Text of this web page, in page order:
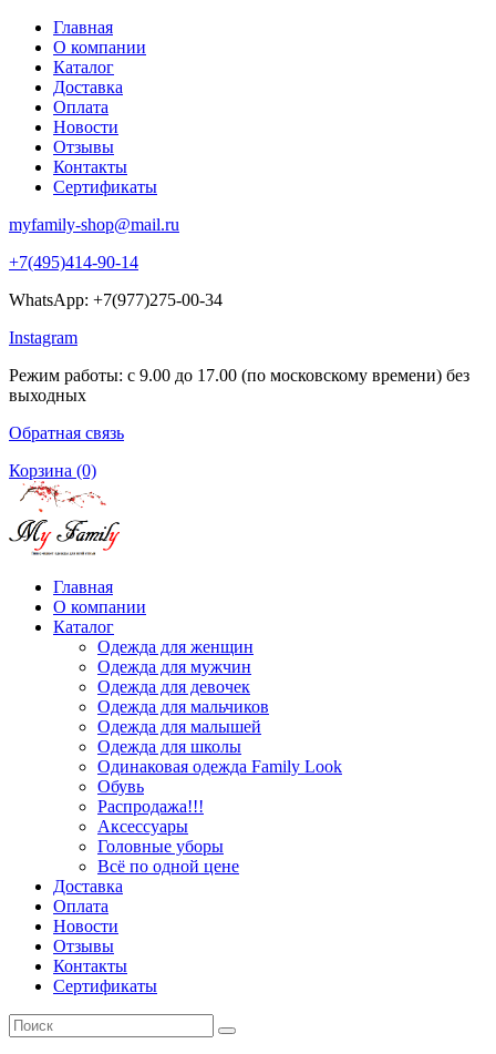
Главная
О компании
Каталог
Доставка
Оплата
Новости
Отзывы
Контакты
Сертификаты
myfamily-shop@mail.ru
+7(495)414-90-14
WhatsApp: +7(977)275-00-34
Instagram
Режим работы: с 9.00 до 17.00 (по московскому времени) без
выходных
Обратная связь
Корзина (0)
Главная
О компании
Каталог
Одежда для женщин
Одежда для мужчин
Одежда для девочек
Одежда для мальчиков
Одежда для малышей
Одежда для школы
Одинаковая одежда Family Look
Обувь
Распродажа!!!
Аксессуары
Головные уборы
Всё по одной цене
Доставка
Оплата
Новости
Отзывы
Контакты
Сертификаты